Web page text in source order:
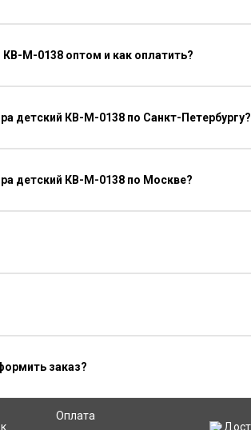
М-0138 оптом и как оплатить?
детский КВ-М-0138 по Санкт-Петербургу?
детский КВ-М-0138 по Москве?
заказ?
Оплата